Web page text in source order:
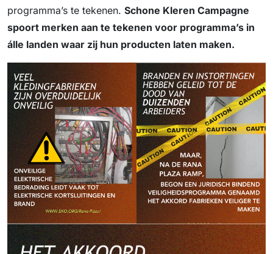
programma’s te tekenen. Schone Kleren Campagne
spoort merken aan te tekenen voor programma’s in
álle landen waar zij hun producten laten maken.